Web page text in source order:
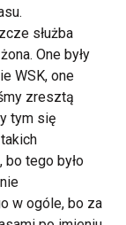
służba
One były
WSK, one
zresztą
tym się
tego było
w ogóle, bo za